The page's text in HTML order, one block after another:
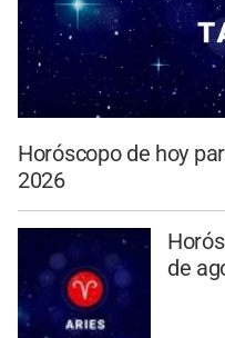
Horóscopo de hoy
2026
de